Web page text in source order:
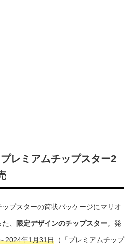
レミアムチップスター2
プスターの筒状パッケージにマリオ
、 限定デザインのチップスター。発
2024年1月31日（「プレミアムチップ